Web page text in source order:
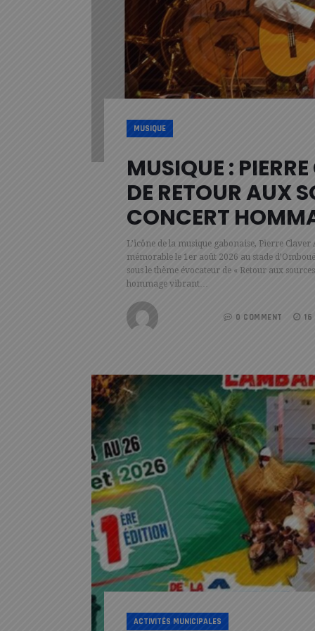
MUSIQUE
MUSIQUE :
DE RETOUR AUX
CONCERT
L’icône de la musique gabonaise, Pierre
mémorable le 1er août 2026 au stade
sous le thème évocateur de « Retour aux
hommage vibrant…
0 COMMENT 16
ACTIVITÉS MUNICIPALES